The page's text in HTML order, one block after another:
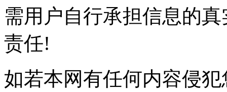
需用户自行承担信息的
责任!
如若本网有任何内容侵